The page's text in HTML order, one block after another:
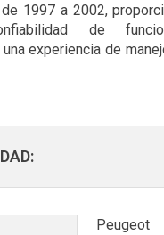
de 1997 a 2002,
de
experiencia de
Peugeot